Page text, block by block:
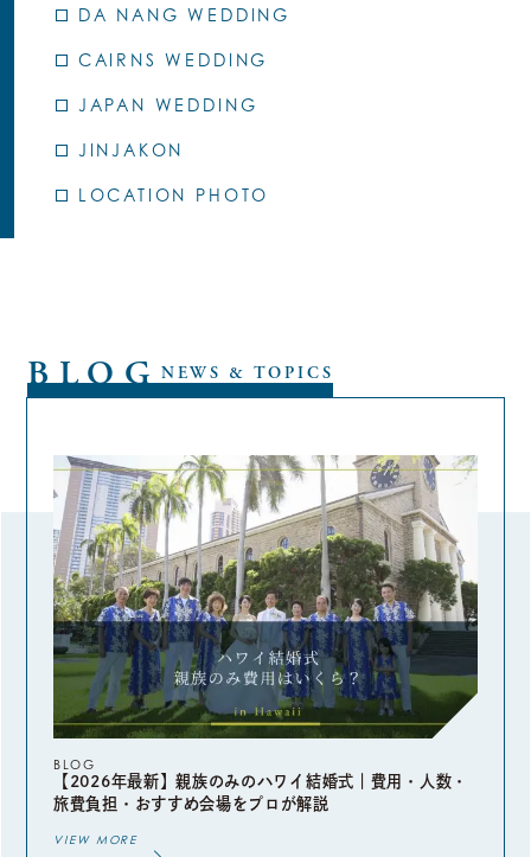
DA NANG WEDDING
CAIRNS WEDDING
JAPAN WEDDING
JINJAKON
LOCATION PHOTO
BLOGNEWS & TOPICS
BLOG
【2026年最新】親族のみのハワイ結婚式｜費用・人数・
旅費負担・おすすめ会場をプロが解説
VIEW MORE